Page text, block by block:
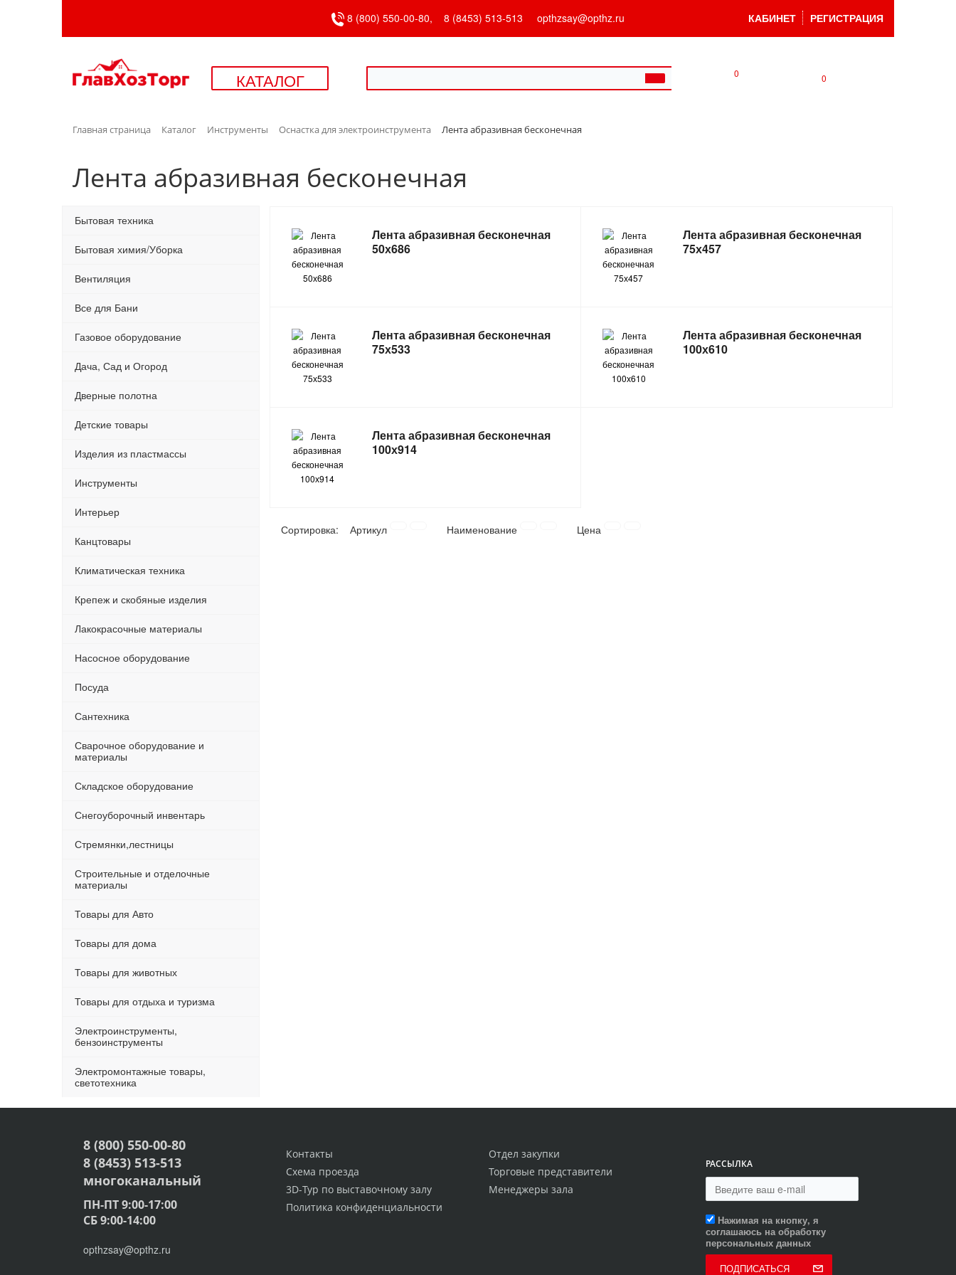
8 (800) 550-00-80, 8 (8453) 513-513 opthzsay@opthz.ru КАБИНЕТ РЕГИСТРАЦИЯ
КАТАЛОГ 0 0
Главная страница Каталог Инструменты Оснастка для электроинструмента Лента абразивная бесконечная
Лента абразивная бесконечная
Бытовая техника
Бытовая химия/Уборка
Вентиляция
Все для Бани
Газовое оборудование
Дача, Сад и Огород
Дверные полотна
Детские товары
Изделия из пластмассы
Инструменты
Интерьер
Канцтовары
Климатическая техника
Крепеж и скобяные изделия
Лакокрасочные материалы
Насосное оборудование
Посуда
Сантехника
Сварочное оборудование и
материалы
Складское оборудование
Снегоуборочный инвентарь
Стремянки,лестницы
Строительные и отделочные
материалы
Товары для Авто
Товары для дома
Товары для животных
Товары для отдыха и туризма
Электроинструменты,
бензоинструменты
Электромонтажные товары,
светотехника
Лента абразивная бесконечная
50х686
Лента абразивная бесконечная
75х457
Лента абразивная бесконечная
75х533
Лента абразивная бесконечная
100х610
Лента абразивная бесконечная
100х914
Сортировка: Артикул Наименование Цена
Отдел закупки
Торговые представители
Менеджеры зала
Контакты
Схема проезда
3D-Тур по выставочному залу
Политика конфиденциальности
РАССЫЛКА
Нажимая на кнопку, я
соглашаюсь на обработку
персональных данных
ПОДПИСАТЬСЯ
8 (800) 550-00-80
8 (8453) 513-513
многоканальный
ПН-ПТ 9:00-17:00
СБ 9:00-14:00
opthzsay@opthz.ru